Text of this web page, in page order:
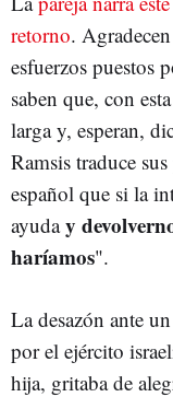
retorno.
esfuerzos puestos
saben que, con
larga y, esperan,
Ramsis traduce
español que si la
ayuday
haríamos".
La desazón ante
por el ejército
hija, gritaba de